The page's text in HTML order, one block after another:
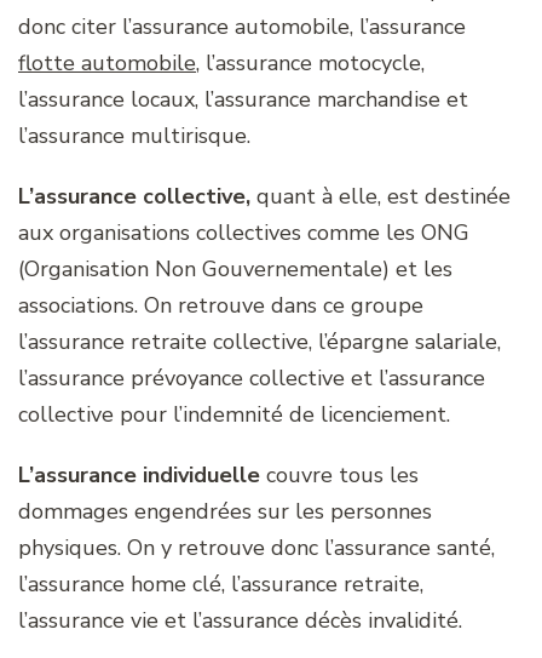
donc citer l’assurance automobile, l’assurance
flotte automobile, l’assurance motocycle,
l’assurance locaux, l’assurance marchandise et
l’assurance multirisque.
L’assurance collective, quant à elle, est destinée
aux organisations collectives comme les ONG
(Organisation Non Gouvernementale) et les
associations. On retrouve dans ce groupe
l’assurance retraite collective, l’épargne salariale,
l’assurance prévoyance collective et l’assurance
collective pour l’indemnité de licenciement.
L’assurance individuelle couvre tous les
dommages engendrées sur les personnes
physiques. On y retrouve donc l’assurance santé,
l’assurance home clé, l’assurance retraite,
l’assurance vie et l’assurance décès invalidité.